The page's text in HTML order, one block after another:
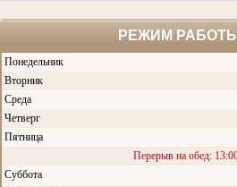
РЕЖИМ
Понедельник
Вторник
Среда
Четверг
Пятница
Перерыв на обед:
Суббота